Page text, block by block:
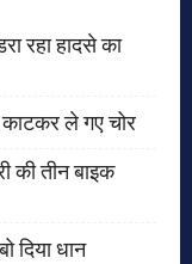
रहा हादसे का
काटकर ले गए चोर
की तीन बाइक
दिया धान